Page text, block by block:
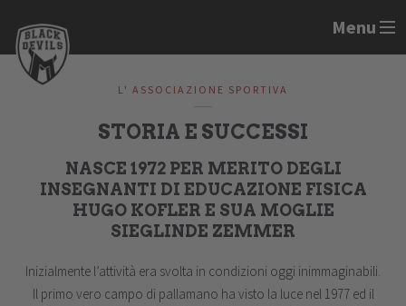
Menu
L' ASSOCIAZIONE SPORTIVA
STORIA E SUCCESSI
NASCE 1972 PER MERITO DEGLI
INSEGNANTI DI EDUCAZIONE FISICA
HUGO KOFLER E SUA MOGLIE
SIEGLINDE ZEMMER
Inizialmente l’attività era svolta in condizioni oggi inimmaginabili.
Il primo vero campo di pallamano ha visto la luce nel 1977 ed il